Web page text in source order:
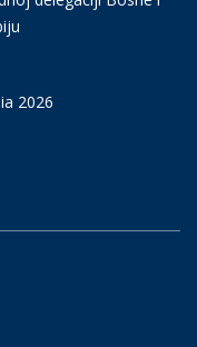
2026